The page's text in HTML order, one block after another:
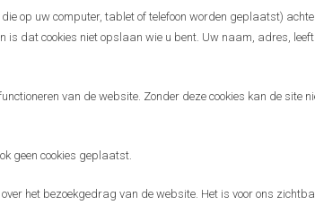
op uw computer, tablet of telefoon worden geplaatst)
is dat cookies niet opslaan wie u bent. Uw naam, adres,
van de website. Zonder deze cookies kan de site
geen cookies geplaatst.
het bezoekgedrag van de website. Het is voor ons